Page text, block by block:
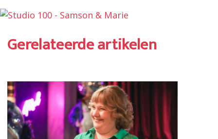
Gerelateerde artikelen